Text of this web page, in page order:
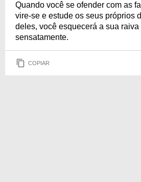
Quando você se ofender com as
vire-se e estude os seus próprios
deles, você esquecerá a sua
sensatamente.
COPIAR